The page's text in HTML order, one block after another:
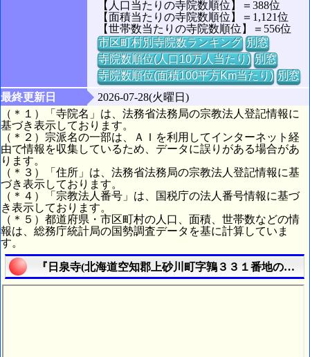
【人口当たりの寺院数順位】＝388位
【面積当たりの寺院数順位】＝1,121位
【世帯数当たりの寺院数順位】＝556位
市区町村別寺院数ランキング 別窓
寺院数順位(人口10万人当たり) 別窓
寺院数順位(面積100平方Km当たり) 別窓
最終更新日
2026-07-28(火曜日)
（＊１）「寺院名」は、法務省法務局の宗教法人登記情報に
基づき表示しております。
（＊２）宗派名の一部は、ＡＩを利用してインターネット経
由で情報を収集しているため、データに誤りがある場合があ
ります。
（＊３）「住所」は、法務省法務局の宗教法人登記情報に基
づき表示しております。
（＊４）「宗教法人番号」は、国税庁の法人番号情報に基づ
き表示しております。
（＊５）都道府県・市区町村の人口、面積、世帯数などの情
報は、総務庁統計局の国勢調査データを基に計算していま
す。
『日泉寺(北海道空知郡上砂川町字鶉３３１番地の８)